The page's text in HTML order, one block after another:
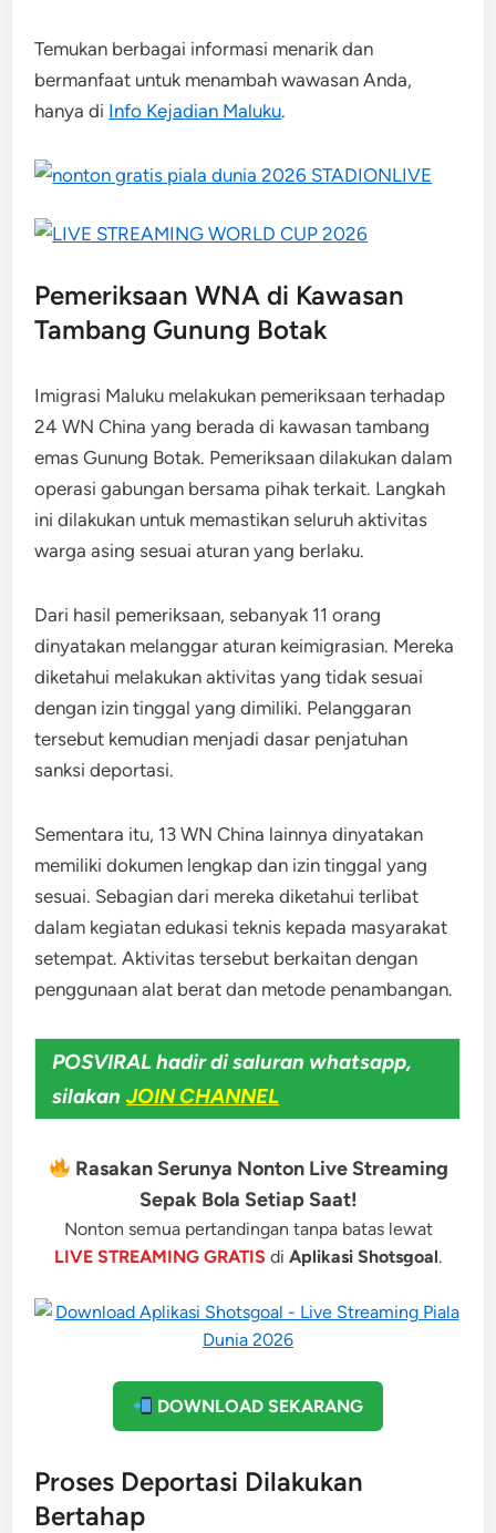
Temukan berbagai informasi menarik dan
bermanfaat untuk menambah wawasan Anda,
hanya di Info Kejadian Maluku.
Pemeriksaan WNA di Kawasan
Tambang Gunung Botak
Imigrasi Maluku melakukan pemeriksaan terhadap
24 WN China yang berada di kawasan tambang
emas Gunung Botak. Pemeriksaan dilakukan dalam
operasi gabungan bersama pihak terkait. Langkah
ini dilakukan untuk memastikan seluruh aktivitas
warga asing sesuai aturan yang berlaku.
Dari hasil pemeriksaan, sebanyak 11 orang
dinyatakan melanggar aturan keimigrasian. Mereka
diketahui melakukan aktivitas yang tidak sesuai
dengan izin tinggal yang dimiliki. Pelanggaran
tersebut kemudian menjadi dasar penjatuhan
sanksi deportasi.
Sementara itu, 13 WN China lainnya dinyatakan
memiliki dokumen lengkap dan izin tinggal yang
sesuai. Sebagian dari mereka diketahui terlibat
dalam kegiatan edukasi teknis kepada masyarakat
setempat. Aktivitas tersebut berkaitan dengan
penggunaan alat berat dan metode penambangan.
POSVIRAL hadir di saluran whatsapp,
silakan JOIN CHANNEL
Rasakan Serunya Nonton Live Streaming
Sepak Bola Setiap Saat!
Nonton semua pertandingan tanpa batas lewat
LIVE STREAMING GRATIS di Aplikasi Shotsgoal.
DOWNLOAD SEKARANG
Proses Deportasi Dilakukan
Bertahap